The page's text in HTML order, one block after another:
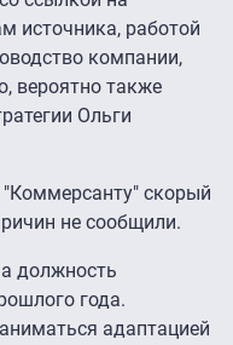
источника, работой
компании,
вероятно также
Ольги
"Коммерсанту" скорый
не сообщили.
должность
года.
адаптацией